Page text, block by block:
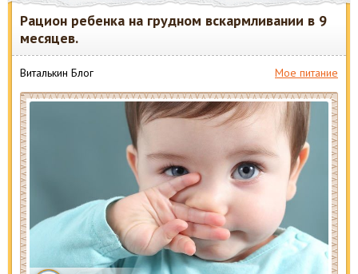
Рацион ребенка на грудном вскармливании в 9
месяцев.
Виталькин Блог Мое питание